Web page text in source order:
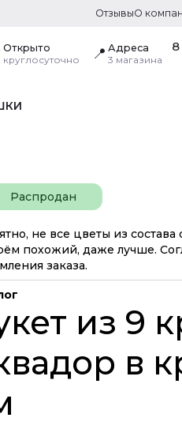
ОтзывыО
Открыто
круглосуточно
📍 Адреса
3 магазина
Распродан
не все цветы из
похожий, даже лучше.
заказа.
из 9
в